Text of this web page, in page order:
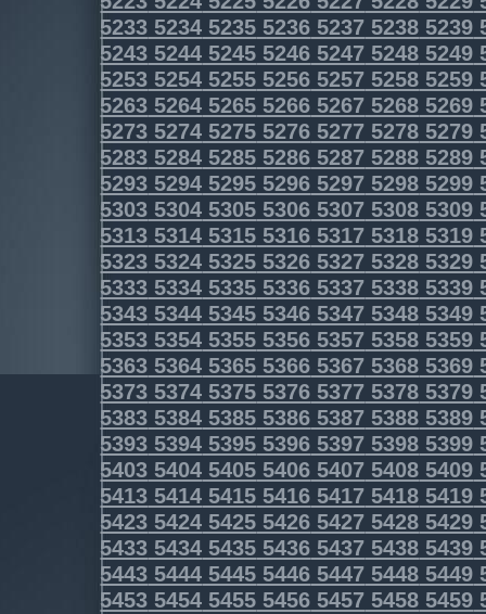
5233 5234 5235 5236 5237 5238 5239
5243 5244 5245 5246 5247 5248 5249
5253 5254 5255 5256 5257 5258 5259
5263 5264 5265 5266 5267 5268 5269
5273 5274 5275 5276 5277 5278 5279
5283 5284 5285 5286 5287 5288 5289
5293 5294 5295 5296 5297 5298 5299
5303 5304 5305 5306 5307 5308 5309
5313 5314 5315 5316 5317 5318 5319
5323 5324 5325 5326 5327 5328 5329
5333 5334 5335 5336 5337 5338 5339
5343 5344 5345 5346 5347 5348 5349
5353 5354 5355 5356 5357 5358 5359
5363 5364 5365 5366 5367 5368 5369
5373 5374 5375 5376 5377 5378 5379
5383 5384 5385 5386 5387 5388 5389
5393 5394 5395 5396 5397 5398 5399
5403 5404 5405 5406 5407 5408 5409
5413 5414 5415 5416 5417 5418 5419
5423 5424 5425 5426 5427 5428 5429
5433 5434 5435 5436 5437 5438 5439
5443 5444 5445 5446 5447 5448 5449
5453 5454 5455 5456 5457 5458 5459